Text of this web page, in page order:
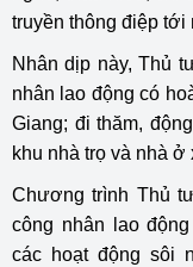
truyền thông điệp
Nhân dịp này, Thủ
nhân lao động có
Giang; đi thăm,
khu nhà trọ và nhà ở
Chương trình Thủ
công nhân lao
các hoạt động sôi